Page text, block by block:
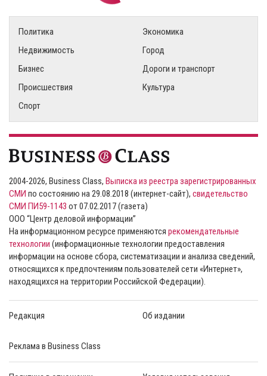
Политика
Экономика
Недвижимость
Город
Бизнес
Дороги и транспорт
Происшествия
Культура
Спорт
2004-2026, Business Class, Выписка из реестра зарегистрированных
СМИ по состоянию на 29.08.2018 (интернет-сайт), свидетельство
СМИ ПИ59-1143 от 07.02.2017 (газета)
ООО “Центр деловой информации”
На информационном ресурсе применяются рекомендательные
технологии (информационные технологии предоставления
информации на основе сбора, систематизации и анализа сведений,
относящихся к предпочтениям пользователей сети «Интернет»,
находящихся на территории Российской Федерации).
Редакция Об издании
Реклама в Business Class